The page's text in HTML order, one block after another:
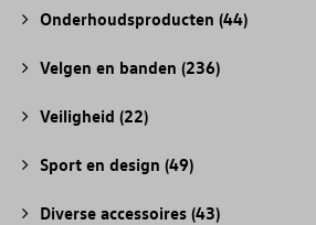
Onderhoudsproducten (44)
Velgen en banden (236)
Veiligheid (22)
Sport en design (49)
Diverse accessoires (43)